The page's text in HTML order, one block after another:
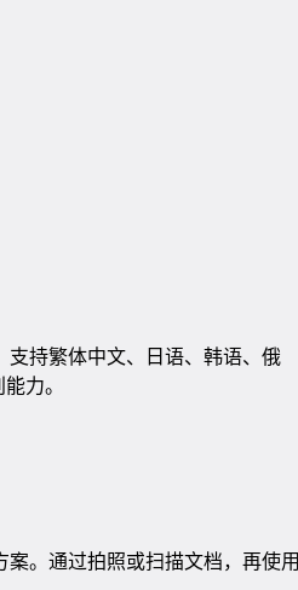
支持繁体中文、日语、韩语、俄
力。
。通过拍照或扫描文档，再使用